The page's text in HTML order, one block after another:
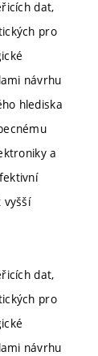
dat,
pro
návrhu
hlediska
a
vyšší
dat,
pro
návrhu